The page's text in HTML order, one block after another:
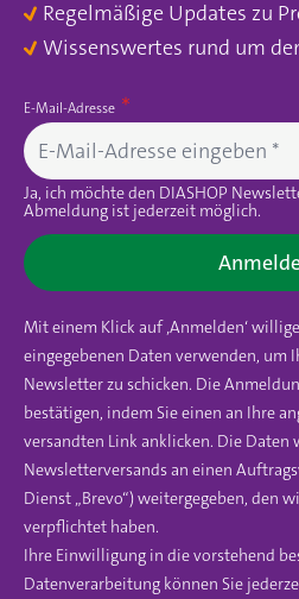
Regelmäßige Updates zu
Wissenswertes rund um
E-Mail-Adresse
Ja, ich möchte den DIASHOP
Abmeldung ist jederzeit möglich.
Mit einem Klick auf ‚Anmelden‘
eingegebenen Daten verwenden, um
Newsletter zu schicken. Die
bestätigen, indem Sie einen an Ihre
versandten Link anklicken. Die Daten
Newsletterversands an einen
Dienst „Brevo“) weitergegeben, den
verpflichtet haben.
Ihre Einwilligung in die vorstehend
Datenverarbeitung können Sie